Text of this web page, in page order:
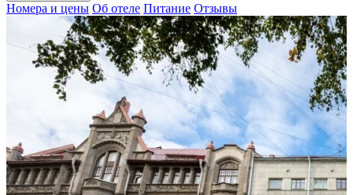
Номера и цены Об отеле Питание Отзывы